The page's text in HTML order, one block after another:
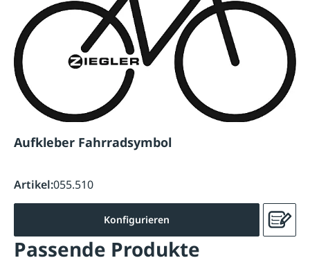
Aufkleber Fahrradsymbol
Artikel:055.510
Konfigurieren
Passende Produkte